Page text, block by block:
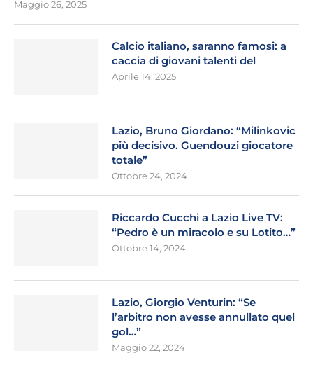
Maggio 26, 2025
Calcio italiano, saranno famosi: a
caccia di giovani talenti del
Aprile 14, 2025
Lazio, Bruno Giordano: “Milinkovic
più decisivo. Guendouzi giocatore
totale”
Ottobre 24, 2024
Riccardo Cucchi a Lazio Live TV:
“Pedro è un miracolo e su Lotito…”
Ottobre 14, 2024
Lazio, Giorgio Venturin: “Se
l’arbitro non avesse annullato quel
gol…”
Maggio 22, 2024